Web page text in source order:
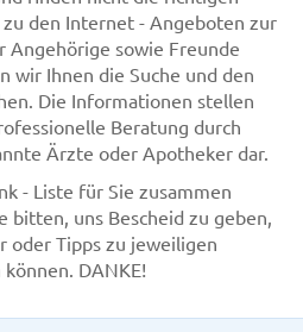
den Internet - Angeboten zur
Angehörige sowie Freunde
wir Ihnen die Suche und den
Die Informationen stellen
Beratung durch
Ärzte oder Apotheker dar.
- Liste für Sie zusammen
bitten, uns Bescheid zu geben,
oder Tipps zu jeweiligen
DANKE!